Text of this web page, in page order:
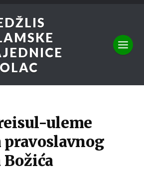
uleme
pravoslavnog